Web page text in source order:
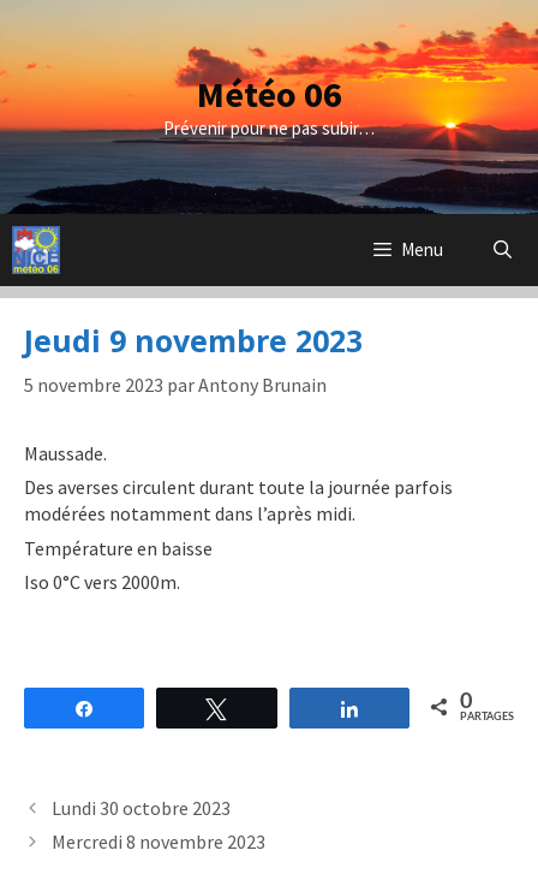
contenu
Météo 06
Prévenir pour ne pas subir…
Menu
Jeudi 9 novembre 2023
5 novembre 2023 parAntony Brunain
Maussade.
Des averses circulent durant toute la journée parfois
modérées notamment dans l’après midi.
Température en baisse
Iso 0°C vers 2000m.
Partagez 0
PARTAGES
Lundi 30 octobre 2023
Mercredi 8 novembre 2023